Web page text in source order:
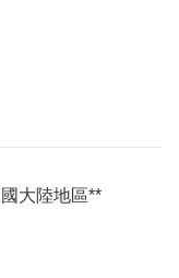
大陸地區**